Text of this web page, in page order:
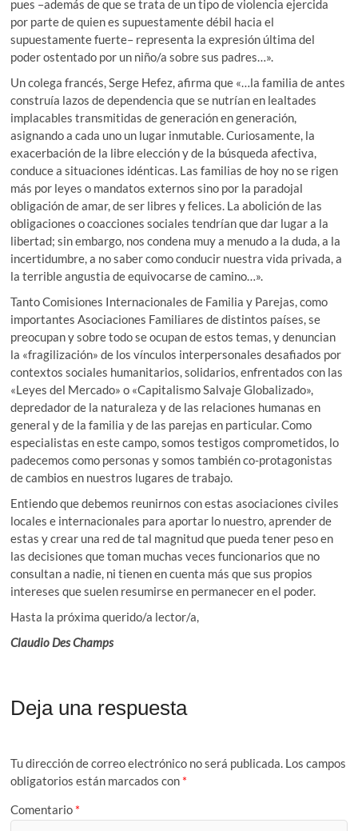
pues –además de que se trata de un tipo de violencia ejercida
por parte de quien es supuestamente débil hacia el
supuestamente fuerte– representa la expresión última del
poder ostentado por un niño/a sobre sus padres…».
Un colega francés, Serge Hefez, afirma que «…la familia de antes
construía lazos de dependencia que se nutrían en lealtades
implacables transmitidas de generación en generación,
asignando a cada uno un lugar inmutable. Curiosamente, la
exacerbación de la libre elección y de la búsqueda afectiva,
conduce a situaciones idénticas. Las familias de hoy no se rigen
más por leyes o mandatos externos sino por la paradojal
obligación de amar, de ser libres y felices. La abolición de las
obligaciones o coacciones sociales tendrían que dar lugar a la
libertad; sin embargo, nos condena muy a menudo a la duda, a la
incertidumbre, a no saber como conducir nuestra vida privada, a
la terrible angustia de equivocarse de camino…».
Tanto Comisiones Internacionales de Familia y Parejas, como
importantes Asociaciones Familiares de distintos países, se
preocupan y sobre todo se ocupan de estos temas, y denuncian
la «fragilización» de los vínculos interpersonales desafiados por
contextos sociales humanitarios, solidarios, enfrentados con las
«Leyes del Mercado» o «Capitalismo Salvaje Globalizado»,
depredador de la naturaleza y de las relaciones humanas en
general y de la familia y de las parejas en particular. Como
especialistas en este campo, somos testigos comprometidos, lo
padecemos como personas y somos también co-protagonistas
de cambios en nuestros lugares de trabajo.
Entiendo que debemos reunirnos con estas asociaciones civiles
locales e internacionales para aportar lo nuestro, aprender de
estas y crear una red de tal magnitud que pueda tener peso en
las decisiones que toman muchas veces funcionarios que no
consultan a nadie, ni tienen en cuenta más que sus propios
intereses que suelen resumirse en permanecer en el poder.
Hasta la próxima querido/a lector/a,
Claudio Des Champs
Deja una respuesta
Tu dirección de correo electrónico no será publicada. Los campos
obligatorios están marcados con *
Comentario *